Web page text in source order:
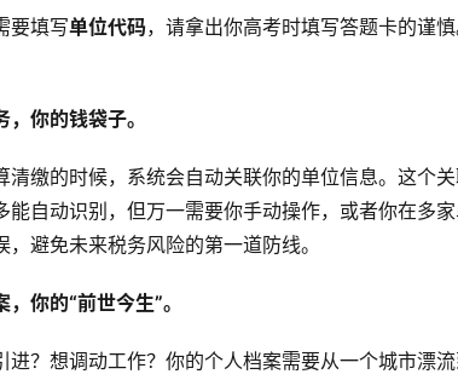
要填写单位代码，请拿出你高考时填写答题卡的谨
你的钱袋子。
清缴的时候，系统会自动关联你的单位信息。这个关
能自动识别，但万一需要你手动操作，或者你在多
，避免未来税务风险的第一道防线。
你的“前世今生”。
进？想调动工作？你的个人档案需要从一个城市漂